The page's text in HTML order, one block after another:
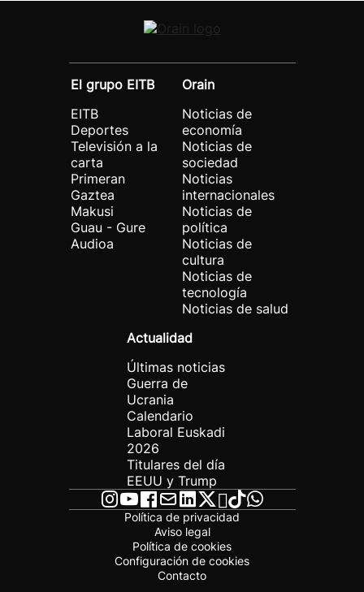
El grupo EITB
EITB
Deportes
Televisión a la
carta
Primeran
Gaztea
Makusi
Guau - Gure
Audioa
Orain
Noticias de
economía
Noticias de
sociedad
Noticias
internacionales
Noticias de
política
Noticias de
cultura
Noticias de
tecnología
Noticias de salud
Actualidad
Últimas noticias
Guerra de
Ucrania
Calendario
Laboral Euskadi
2026
Titulares del día
EEUU y Trump
Política de privacidad
Aviso legal
Política de cookies
Configuración de cookies
Contacto